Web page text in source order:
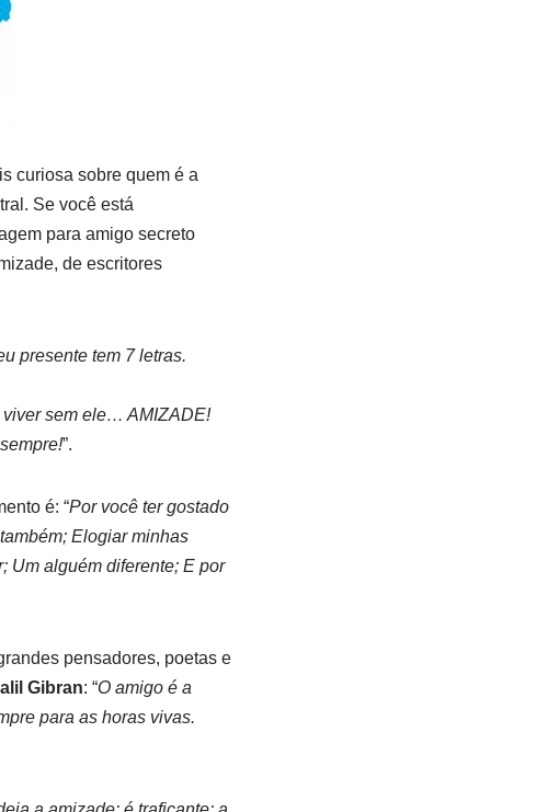
curiosa sobre quem é a
Se você está
para amigo secreto
de escritores
presente tem 7 letras.
viver sem ele… AMIZADE!
”.
é: “Por você ter gostado
Elogiar minhas
Um alguém diferente; E por
pensadores, poetas e
Gibran: “O amigo é a
para as horas vivas.